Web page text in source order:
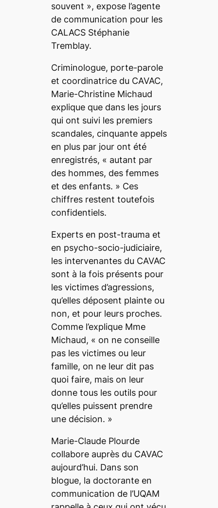
souvent », expose l’agente
de communication pour les
CALACS Stéphanie
Tremblay.
Criminologue, porte-parole
et coordinatrice du CAVAC,
Marie-Christine Michaud
explique que dans les jours
qui ont suivi les premiers
scandales, cinquante appels
en plus par jour ont été
enregistrés, « autant par
des hommes, des femmes
et des enfants. » Ces
chiffres restent toutefois
confidentiels.
Experts en post-trauma et
en psycho-socio-judiciaire,
les intervenantes du CAVAC
sont à la fois présents pour
les victimes d’agressions,
qu’elles déposent plainte ou
non, et pour leurs proches.
Comme l’explique Mme
Michaud, « on ne conseille
pas les victimes ou leur
famille, on ne leur dit pas
quoi faire, mais on leur
donne tous les outils pour
qu’elles puissent prendre
une décision. »
Marie-Claude Plourde
collabore auprès du CAVAC
aujourd’hui. Dans son
blogue, la doctorante en
communication de l’UQAM